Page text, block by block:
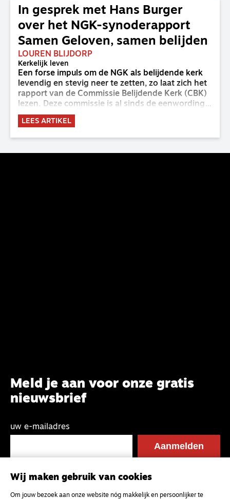
In gesprek met Hans Burger
over het NGK-synoderapport
Samen Geloven, samen belijden
LOUREN BLIJDORP
Kerkelijk leven
Een forse impuls om de NGK als belijdende kerk
levendig en stevig neer te zetten, zo laat zich het
rapport van de Commissie Belijdende Kerk (CBK)
lezen. Deze commissie is al sinds de eenwording
van de GKv en NGK actief en kreeg van de
synode van Deventer in 2023 de opdracht om
belijdenis en bij te dragen aan de verlevendiging
LEES ARTIKEL
Meld je aan voor onze gratis
nieuwsbrief
uw e-mailadres
Wij maken gebruik van cookies
Om jouw bezoek aan onze website nóg makkelijk en persoonlijker te